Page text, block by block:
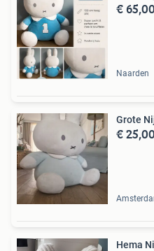
€ 65,00
Naarden
Grote
€ 25,00
Hema